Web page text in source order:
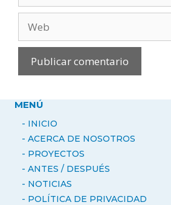
MENÚ
- INICIO
- ACERCA DE NOSOTROS
- PROYECTOS
- ANTES / DESPUÉS
- NOTICIAS
- POLÍTICA DE PRIVACIDAD